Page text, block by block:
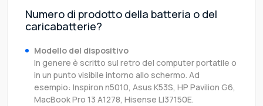
Numero di prodotto della batteria o del
caricabatterie?
Modello del dispositivo
In genere è scritto sul retro del computer portatile o
in un punto visibile intorno allo schermo. Ad
esempio: Inspiron n5010, Asus K53S, HP Pavilion G6,
MacBook Pro 13 A1278, Hisense LI37150E.